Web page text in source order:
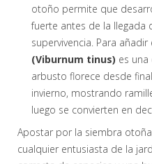
otoño permite que
fuerte antes de la llegada
supervivencia. Para
(Viburnum tinus) es una
arbusto florece desde
invierno, mostrando
luego se convierten en
Apostar por la siembra
cualquier entusiasta de la